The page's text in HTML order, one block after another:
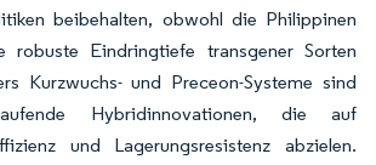
beibehalten, obwohl die Philippinen
robuste Eindringtiefe transgener Sorten
Kurzwuchs- und Preceon-Systeme sind
Hybridinnovationen, die auf
und Lagerungsresistenz abzielen.